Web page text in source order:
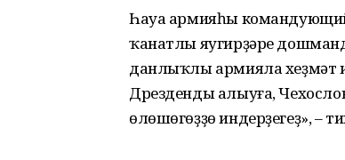
Һауа армияһы
ҡанатлы яугирҙәре
данлыҡлы армияла хеҙмәт
Дрезденды алыуға,
өлөшөгөҙҙө индерҙегеҙ», –